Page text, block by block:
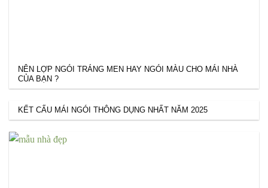
NÊN LỢP NGÓI TRÁNG MEN HAY NGÓI MÀU CHO MÁI NHÀ
CỦA BẠN ?
KẾT CẤU MÁI NGÓI THÔNG DỤNG NHẤT NĂM 2025